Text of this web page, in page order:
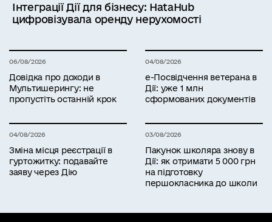
Інтеграції Дії для бізнесу: HataHub
цифровізувала оренду нерухомості
06/08/2026
Довідка про доходи в
Мультишерингу: не
пропустіть останній крок
04/08/2026
е-Посвідчення ветерана в
Дії: уже 1 млн
сформованих документів
04/08/2026
Зміна місця реєстрації в
гуртожитку: подавайте
заяву через Дію
03/08/2026
Пакунок школяра знову в
Дії: як отримати 5 000 грн
на підготовку
першокласника до школи